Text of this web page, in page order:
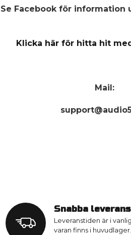
Se Facebook för information
Klicka här för hitta hit
Mail:
Snabba
Leveranstiden är i
varan finns i